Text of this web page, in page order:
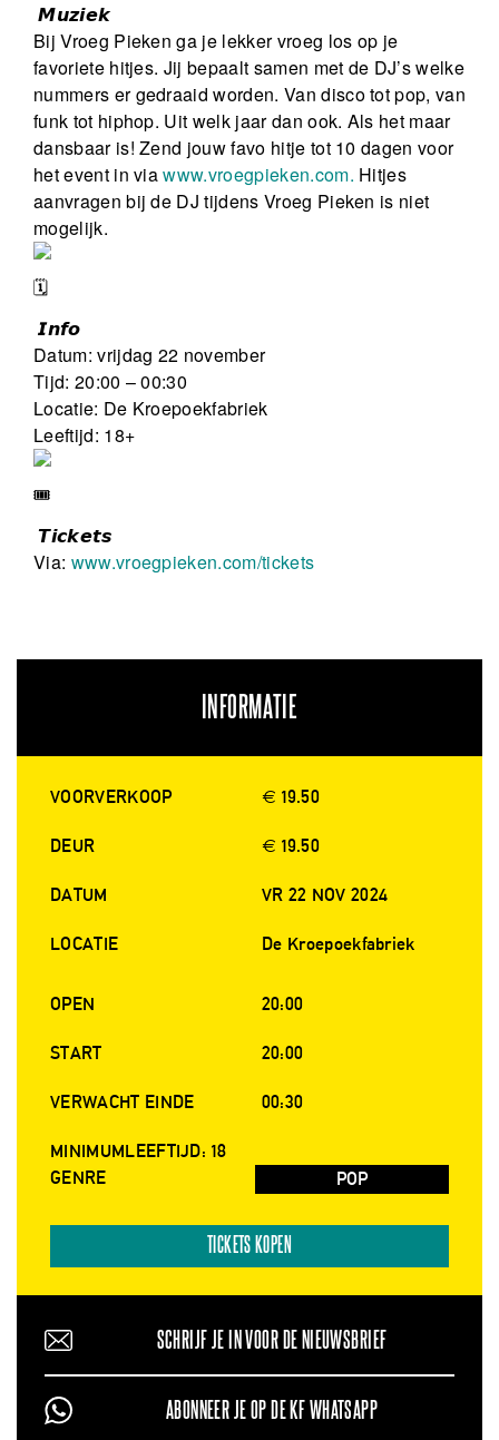
𝙈𝙪𝙯𝙞𝙚𝙠
Bij Vroeg Pieken ga je lekker vroeg los op je
favoriete hitjes. Jij bepaalt samen met de DJ’s welke
nummers er gedraaid worden. Van disco tot pop, van
funk tot hiphop. Uit welk jaar dan ook. Als het maar
dansbaar is! Zend jouw favo hitje tot 10 dagen voor
het event in viawww.vroegpieken.com. Hitjes
aanvragen bij de DJ tijdens Vroeg Pieken is niet
mogelijk.
𝙄𝙣𝙛𝙤
Datum: vrijdag 22 november
Tijd: 20:00 – 00:30
Locatie: De Kroepoekfabriek
Leeftijd: 18+
𝙏𝙞𝙘𝙠𝙚𝙩𝙨
Via: www.vroegpieken.com/tickets
INFORMATIE
VOORVERKOOP € 19.50
DEUR € 19.50
DATUM VR 22 NOV 2024
LOCATIE De Kroepoekfabriek
OPEN 20:00
START 20:00
VERWACHT EINDE 00:30
MINIMUMLEEFTIJD: 18
GENRE
POP
TICKETS KOPEN
SCHRIJF JE IN VOOR DE NIEUWSBRIEF
ABONNEER JE OP DE KF WHATSAPP